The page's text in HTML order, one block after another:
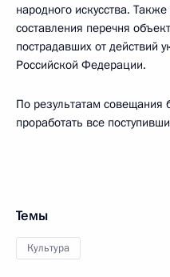
народного искусства.
составления перечня
пострадавших от действий
Российской Федерации.
По результатам совещания
проработать все
Темы
Культура